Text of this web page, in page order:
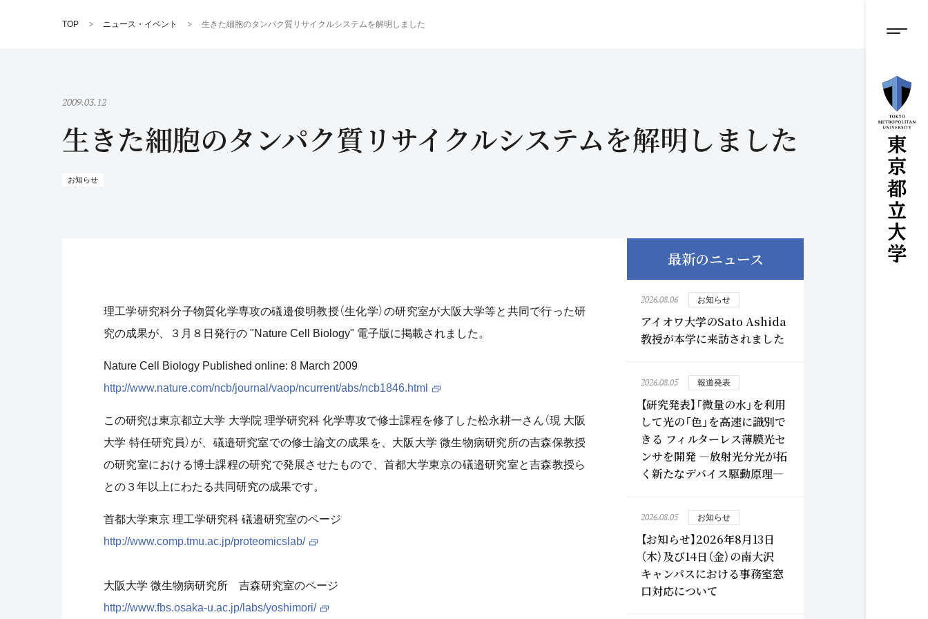
ン
ン
ツ
に
ス
キ
ッ
プ
メニ
TOP ニュース・イベント 生きた細胞のタンパク質リサイクルシステムを解明しました
2009.03.12
生きた細胞のタンパク質リサイクルシステムを解明しました
お知らせ
理工学研究科分子物質化学専攻の礒邉俊明教授（生化学）の研究室が大阪大学等と共同で行った研
究の成果が、３月８日発行の "Nature Cell Biology" 電子版に掲載されました。
Nature Cell Biology Published online: 8 March 2009
http://www.nature.com/ncb/journal/vaop/ncurrent/abs/ncb1846.html
この研究は東京都立大学 大学院 理学研究科 化学専攻で修士課程を修了した松永耕一さん（現 大阪
大学 特任研究員）が、礒邉研究室での修士論文の成果を、大阪大学 微生物病研究所の吉森保教授
の研究室における博士課程の研究で発展させたもので、首都大学東京の礒邉研究室と吉森教授ら
との３年以上にわたる共同研究の成果です。
首都大学東京 理工学研究科 礒邉研究室のページ
http://www.comp.tmu.ac.jp/proteomicslab/
大阪大学 微生物病研究所 吉森研究室のページ
http://www.fbs.osaka-u.ac.jp/labs/yoshimori/
最新のニュース
2026.08.06 お知らせ
アイオワ大学のSato Ashida
教授が本学に来訪されました
2026.08.05 報道発表
【研究発表】「微量の水」を利用
して光の「色」を高速に識別で
きる フィルターレス薄膜光セ
ンサを開発 ―放射光分光が拓
く新たなデバイス駆動原理―
2026.08.05 お知らせ
【お知らせ】2026年8月13日
（木）及び14日（金）の南大沢
キャンパスにおける事務室窓
口対応について